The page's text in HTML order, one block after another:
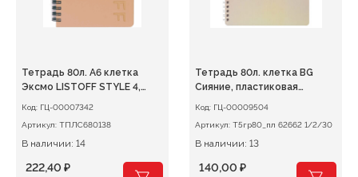
Тетрадь 80л. А6 клетка
Эксмо LISTOFF STYLE 4,
пластик, на гребне
Код: ГЦ-00007342
Артикул: ТПЛС680138
В наличии: 14
222,40 ₽
Тетрадь 80л. клетка BG
Сияние, пластиковая
Код: ГЦ-00009504
Артикул:
Т5гр80_пл 62662 1/2/30
В наличии: 13
140,00 ₽